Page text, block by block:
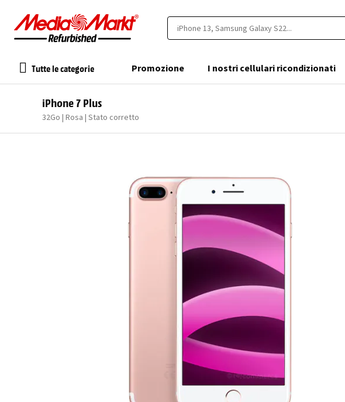
Tutte le categorie Promozione I nostri cellulari ricondizionati
iPhone 7 Plus
32Go | Rosa | Stato corretto